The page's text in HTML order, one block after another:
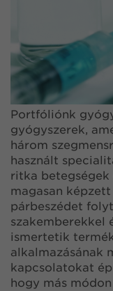
Portfóliónk
gyógyszerek,
három
használt
ritka betegségek
magasan
párbeszédet
szakemberekkel
ismertetik
alkalmazásának
kapcsolatokat
hogy más